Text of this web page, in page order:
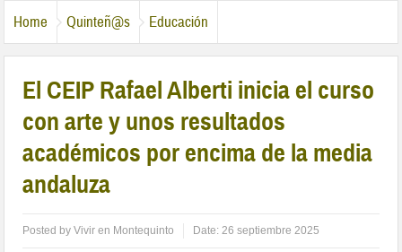
Home Quinteñ@s Educación
El CEIP Rafael Alberti inicia el curso
con arte y unos resultados
académicos por encima de la media
andaluza
Posted byVivir en Montequinto Date:26 septiembre 2025